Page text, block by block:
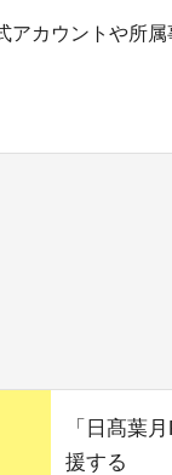
アカウントや所
「日髙葉
援する